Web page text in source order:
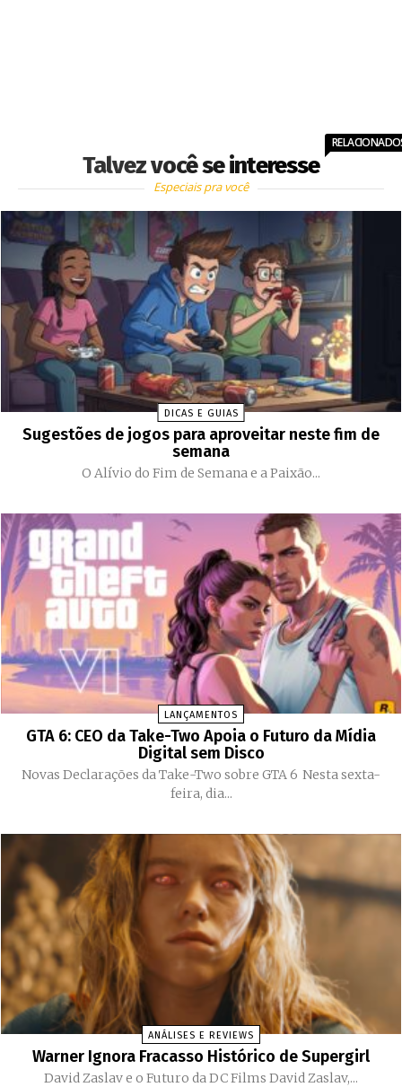
Talvez você se interesse
Especiais pra você
DICAS E GUIAS
Sugestões de jogos para aproveitar neste fim de
semana
O Alívio do Fim de Semana e a Paixão...
LANÇAMENTOS
GTA 6: CEO da Take-Two Apoia o Futuro da Mídia
Digital sem Disco
Novas Declarações da Take-Two sobre GTA 6 Nesta sexta-
feira, dia...
ANÁLISES E REVIEWS
Warner Ignora Fracasso Histórico de Supergirl
David Zaslav e o Futuro da DC Films David Zaslav,...